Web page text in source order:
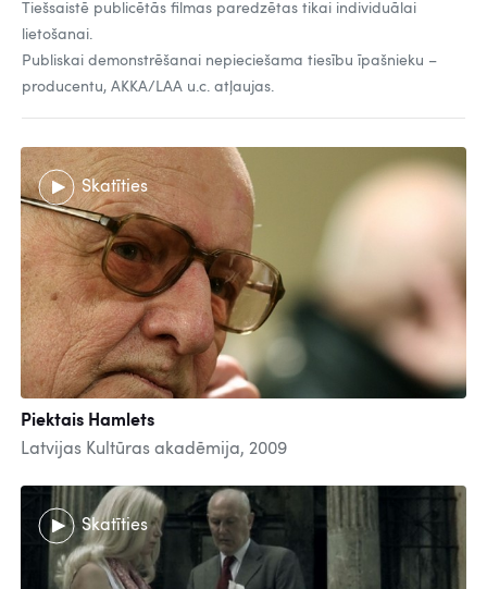
Tiešsaistē publicētās filmas paredzētas tikai individuālai
lietošanai.
Publiskai demonstrēšanai nepieciešama tiesību īpašnieku –
producentu, AKKA/LAA u.c. atļaujas.
Skatīties
Piektais Hamlets
Latvijas Kultūras akadēmija, 2009
Skatīties